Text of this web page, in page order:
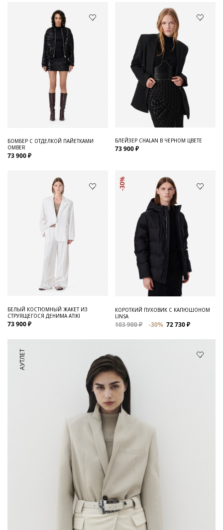
БОМБЕР С ОТДЕЛКОЙ ПАЙЕТКАМИ
OMBER
73 900 ₽
БЛЕЙЗЕР CHALAN В ЧЕРНОМ ЦВЕТЕ
73 900 ₽
БЕЛЫЙ КОСТЮМНЫЙ ЖАКЕТ ИЗ
СТРУЯЩЕГОСЯ ДЕНИМА ATIKI
73 900 ₽
-30%
КОРОТКИЙ ПУХОВИК С КАПЮШОНОМ
LINSA
103 900 ₽ -30% 72 730 ₽
АУТЛЕТ